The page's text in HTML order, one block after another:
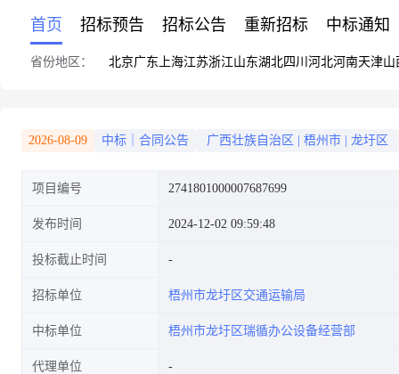
首页 招标预告 招标公告 重新招标 中标通知
省份地区： 北京广东 上海江苏浙江山东湖北四川 河北河南天津山
2026-08-09 中标｜合同公告 广西壮族自治区 梧州市 龙圩区
项目编号 2741801000007687699
发布时间 2024-12-02 09:59:48
投标截止时间
招标单位 梧州市龙圩区交通运输局
中标单位 梧州市龙圩区瑞循办公设备经营部
代理单位